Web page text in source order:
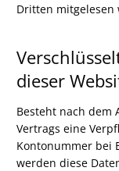
Dritten mitgelesen
dieser
Besteht nach dem
Vertrags eine
Kontonummer bei
werden diese